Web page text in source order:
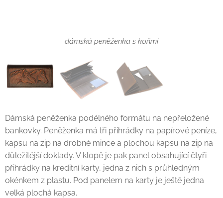
dámská peněženka s koňmi
Dámská peněženka podélného formátu na nepřeložené
bankovky. Peněženka má tři přihrádky na papírové peníze,
kapsu na zip na drobné mince a plochou kapsu na zip na
důležitější doklady. V klopě je pak panel obsahující čtyři
přihrádky na kreditní karty, jedna z nich s průhledným
okénkem z plastu. Pod panelem na karty je ještě jedna
velká plochá kapsa.